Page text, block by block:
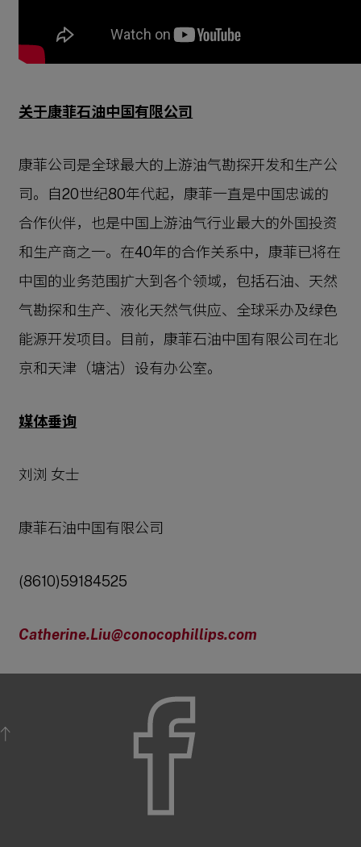
关于康菲石油中国有限公司
康菲公司是全球最大的上游油气勘探开发和生产公
司。自20世纪80年代起，康菲一直是中国忠诚的
合作伙伴，也是中国上游油气行业最大的外国投资
和生产商之一。在40年的合作关系中，康菲已将在
中国的业务范围扩大到各个领域，包括石油、天然
气勘探和生产、液化天然气供应、全球采办及绿色
能源开发项目。目前，康菲石油中国有限公司在北
京和天津（塘沽）设有办公室。
媒体垂询
刘浏 女士
康菲石油中国有限公司
(8610)59184525
Catherine.Liu@conocophillips.com
BACK TO TOP